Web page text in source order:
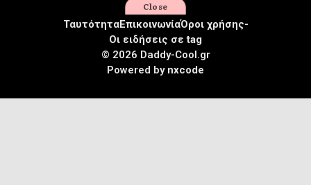
© 2026 Daddy-Cool.gr
ΤαυτότηταΕπικοινωνίαΌροι χρήσης-
Οι ειδήσεις σε tag
Powered by nxcode
Close